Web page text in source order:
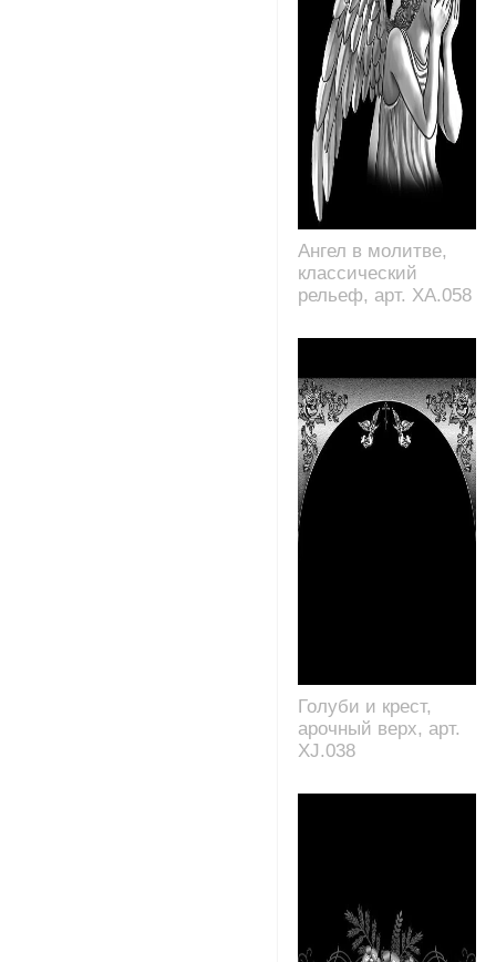
Ангел в молитве,
классический
рельеф, арт. XA.058
Голуби и крест,
арочный верх, арт.
XJ.038